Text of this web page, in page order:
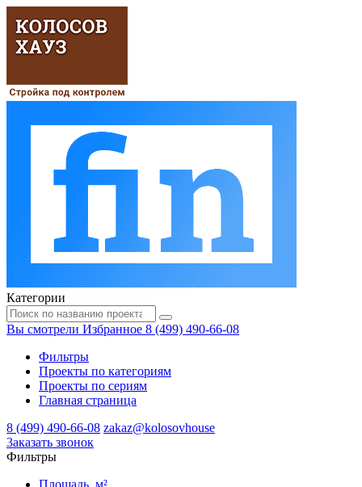
Категории
Вы смотрели Избранное 8 (499) 490-66-08
Фильтры
Проекты по категориям
Проекты по сериям
Главная страница
8 (499) 490-66-08 zakaz@kolosovhouse
3аказать звонок
Фильтры
Площадь, м²